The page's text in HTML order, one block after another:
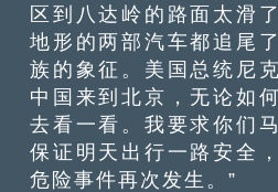
区到八达岭的路面太滑
地形的两部汽车都追尾
族的象征。美国总统尼
中国来到北京，无论如
去看一看。我要求你们
保证明天出行一路安全
危险事件再次发生。”